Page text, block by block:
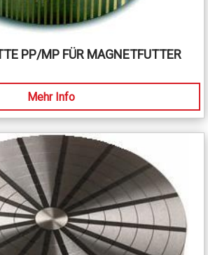
PP/MP FÜR MAGNETFUTTER
Mehr Info